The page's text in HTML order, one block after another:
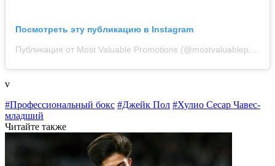
Посмотреть эту публикацию в Instagram
v
#Профессиональный бокс #Джейк Пол #Хулио Сесар Чавес-
младший
Читайте также